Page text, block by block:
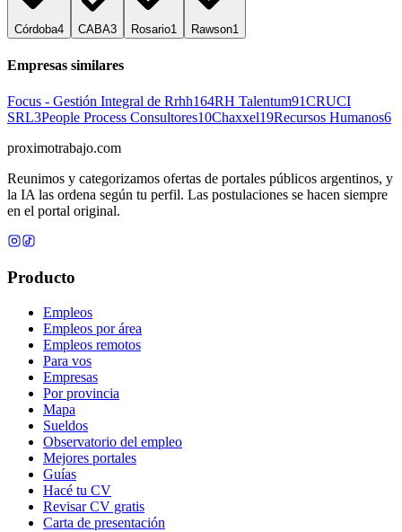
Córdoba4 CABA3 Rosario1 Rawson1
Empresas similares
Focus - Gestión Integral de Rrhh164RH Talentum91CRUCI
SRL3People Process Consultores10Chaxxel19Recursos Humanos6
proximotrabajo.com
Reunimos y categorizamos ofertas de portales públicos argentinos, y
la IA las ordena según tu perfil. Las postulaciones se hacen siempre
en el portal original.
Producto
Empleos
Empleos por área
Empleos remotos
Para vos
Empresas
Por provincia
Mapa
Sueldos
Observatorio del empleo
Mejores portales
Guías
Hacé tu CV
Revisar CV gratis
Carta de presentación